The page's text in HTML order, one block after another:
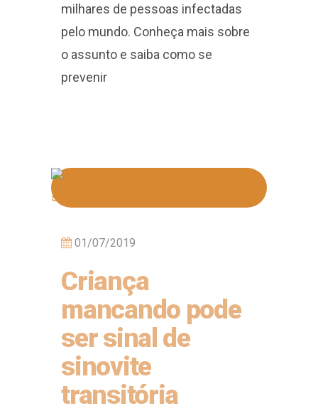
milhares de pessoas infectadas
pelo mundo. Conheça mais sobre
o assunto e saiba como se
prevenir
01/07/2019
Criança
mancando pode
ser sinal de
sinovite
transitória